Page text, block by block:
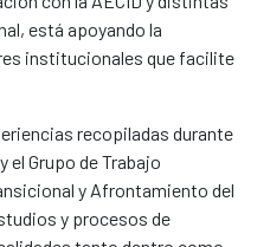
está apoyando la
institucionales que facilite
recopiladas durante
el Grupo de Trabajo
y Afrontamiento del
y procesos de